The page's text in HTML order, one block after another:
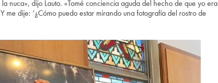
nuca», dijo Lauto. «Tomé conciencia aguda del hecho de que yo era
me dije: ‘¿Cómo puedo estar mirando una fotografía del rostro de